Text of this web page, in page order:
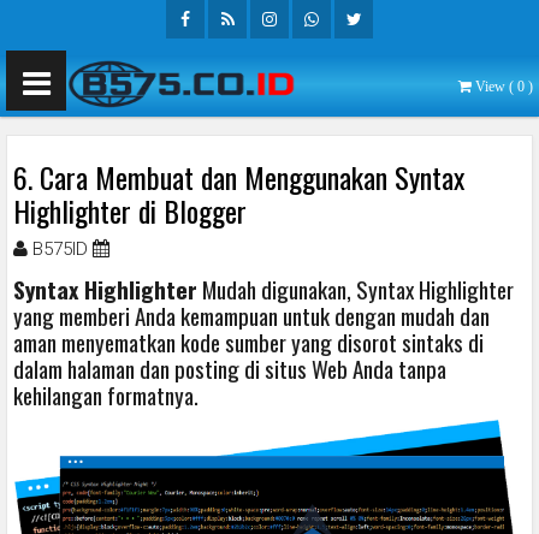
View ( 0 )
6. Cara Membuat dan Menggunakan Syntax
Highlighter di Blogger
B575ID
Syntax Highlighter Mudah digunakan, Syntax Highlighter
yang memberi Anda kemampuan untuk dengan mudah dan
aman menyematkan kode sumber yang disorot sintaks di
dalam halaman dan posting di situs Web Anda tanpa
kehilangan formatnya.